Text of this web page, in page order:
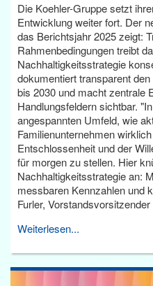
Die Koehler-Gruppe setzt
Entwicklung weiter fort. Der
das Berichtsjahr 2025 zeigt:
Rahmenbedingungen treibt
Nachhaltigkeitsstrategie
dokumentiert transparent
bis 2030 und macht zentrale
Handlungsfeldern sichtbar.
angespannten Umfeld, wie
Familienunternehmen
Entschlossenheit und der
für morgen zu stellen. Hier
Nachhaltigkeitsstrategie an:
messbaren Kennzahlen und
Furler,
Weiterlesen...